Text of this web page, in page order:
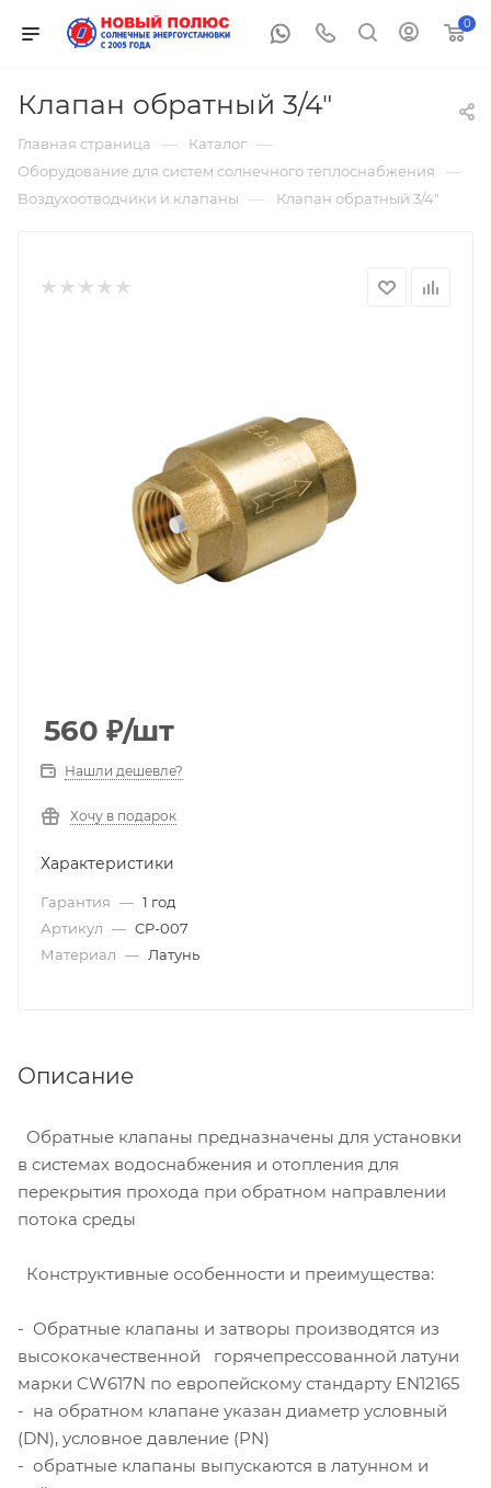
0
Клапан обратный 3/4"
Главная страница — Каталог —
Оборудование для систем солнечного теплоснабжения —
Воздухоотводчики и клапаны — Клапан обратный 3/4"
560 ₽/шт
Нашли дешевле?
Хочу в подарок
Характеристики
Гарантия — 1 год
Артикул — CP-007
Материал — Латунь
Описание
Обратные клапаны предназначены для установки
в системах водоснабжения и отопления для
перекрытия прохода при обратном направлении
потока среды
Конструктивные особенности и преимущества:
- Обратные клапаны и затворы производятся из
высококачественной горячепрессованной латуни
марки CW617N по европейскому стандарту EN12165
- на обратном клапане указан диаметр условный
(DN), условное давление (PN)
- обратные клапаны выпускаются в латунном и